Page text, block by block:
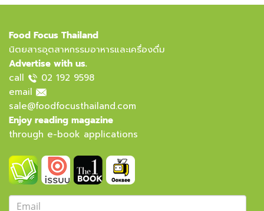
Food Focus Thailand
นิตยสารอุตสาหกรรมอาหารและเครื่องดื่ม
Advertise with us.
call
02 192 9598
email
sale@foodfocusthailand.com
Enjoy reading magazine
through e-book applications